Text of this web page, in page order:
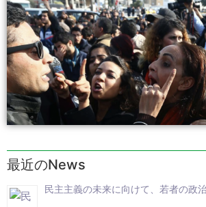
最近のNews
民主主義の未来に向けて、若者の政